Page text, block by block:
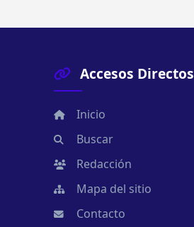
Accesos Directos
Inicio
Buscar
Redacción
Mapa del sitio
Contacto